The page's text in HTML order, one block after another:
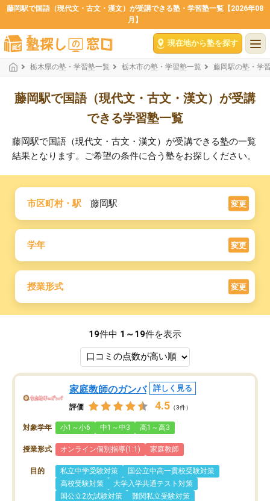
藤岡駅で国語（現代文・古文・漢文）が受講できる塾・学習塾一覧【2026年08
月】
現在地から塾を探す
栃木県の塾・学習塾一覧 栃木市の塾・学習塾一覧 藤岡駅の塾・学
藤岡駅で国語（現代文・古文・漢文）が受講
できる学習塾一覧
藤岡駅で国語（現代文・古文・漢文）が受講できる塾の一覧
結果となります。ご希望の条件に合う塾をお探しください。
市区町村・駅 藤岡駅 変更
学年 変更
授業形式 変更
19件中 1～19件を表示
家庭教師のガンバ 詳しく見る
評価 4.5 （3件）
対象学年 小1～小6 中1～中3 高1～高3
授業形式 オンライン個別指導(1:1) 家庭教師
目的 私立中学受験対策
国公立中高一貫校受験対策
高校受験対策
大学入学共通テスト対策
国公立2次試験対策
難関私立受験対策